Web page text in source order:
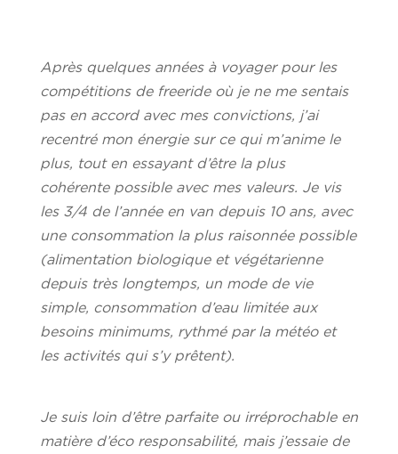
Après quelques années à voyager pour les
compétitions de freeride où je ne me sentais
pas en accord avec mes convictions, j’ai
recentré mon énergie sur ce qui m’anime le
plus, tout en essayant d’être la plus
cohérente possible avec mes valeurs. Je vis
les 3/4 de l’année en van depuis 10 ans, avec
une consommation la plus raisonnée possible
(alimentation biologique et végétarienne
depuis très longtemps, un mode de vie
simple, consommation d’eau limitée aux
besoins minimums, rythmé par la météo et
les activités qui s’y prêtent).
Je suis loin d’être parfaite ou irréprochable en
matière d’éco responsabilité, mais j’essaie de